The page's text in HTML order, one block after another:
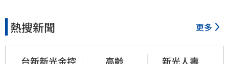
熱搜新聞 更多
台新新光金控 高齡 新光人壽